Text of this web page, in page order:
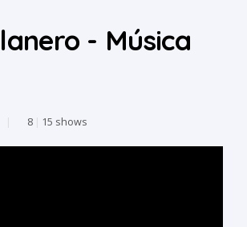
- Música
| 8 | 15 shows